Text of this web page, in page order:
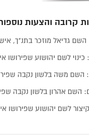
קרובה והצעות
השם גדיאל מוזכר בתנ"ך,
לשם יהושוע שפירושו
השם משה בלשון נקבה
השם אהרון בלשון נקבה
לשם יהושוע שפירושו